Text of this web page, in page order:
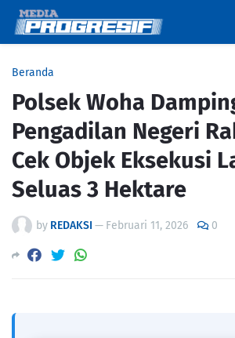
Beranda
Polsek Woha
Pengadilan Negeri
Cek Objek Eksekusi
Seluas 3 Hektare
by REDAKSI — Februari 11, 2026 0